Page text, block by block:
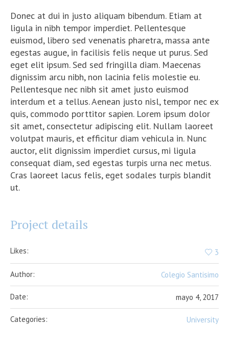
Donec at dui in justo aliquam bibendum. Etiam at
ligula in nibh tempor imperdiet. Pellentesque
euismod, libero sed venenatis pharetra, massa ante
egestas augue, in facilisis felis neque ut purus. Sed
eget elit ipsum. Sed sed fringilla diam. Maecenas
dignissim arcu nibh, non lacinia felis molestie eu.
Pellentesque nec nibh sit amet justo euismod
interdum et a tellus. Aenean justo nisl, tempor nec ex
quis, commodo porttitor sapien. Lorem ipsum dolor
sit amet, consectetur adipiscing elit. Nullam laoreet
volutpat mauris, et efficitur diam vehicula in. Nunc
auctor, elit dignissim imperdiet cursus, mi ligula
consequat diam, sed egestas turpis urna nec metus.
Cras laoreet lacus felis, eget sodales turpis blandit
ut.
Project details
Likes: 3
Author: Colegio Santisimo
Date: mayo 4, 2017
Categories: University